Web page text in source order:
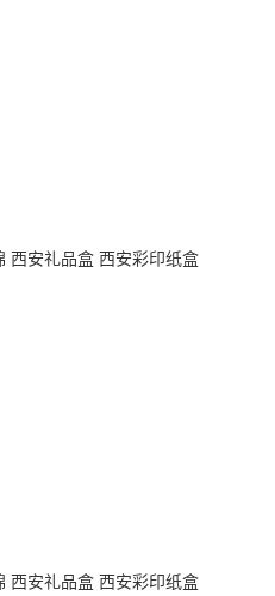
西安礼品盒 西安彩印纸盒
西安礼品盒 西安彩印纸盒